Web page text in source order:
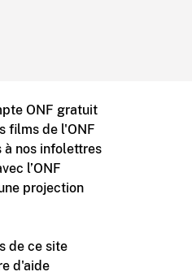
ONF gratuit
films de l'ONF
à nos infolettres
l’ONF
projection
de ce site
d'aide